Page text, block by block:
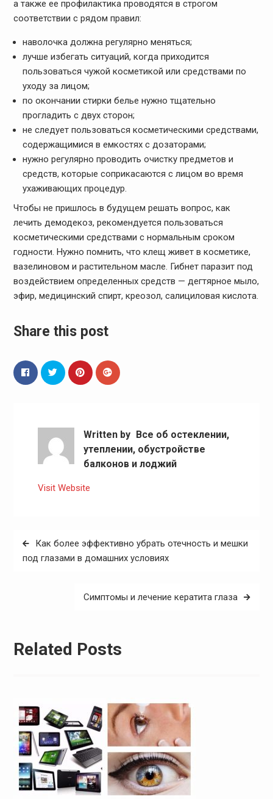
а также ее профилактика проводятся в строгом
соответствии с рядом правил:
наволочка должна регулярно меняться;
лучше избегать ситуаций, когда приходится
пользоваться чужой косметикой или средствами по
уходу за лицом;
по окончании стирки белье нужно тщательно
прогладить с двух сторон;
не следует пользоваться косметическими средствами,
содержащимися в емкостях с дозаторами;
нужно регулярно проводить очистку предметов и
средств, которые соприкасаются с лицом во время
ухаживающих процедур.
Чтобы не пришлось в будущем решать вопрос, как
лечить демодекоз, рекомендуется пользоваться
косметическими средствами с нормальным сроком
годности. Нужно помнить, что клещ живет в косметике,
вазелиновом и растительном масле. Гибнет паразит под
воздействием определенных средств — дегтярное мыло,
эфир, медицинский спирт, креозол, салициловая кислота.
Share this post
Written by Все об остеклении,
утеплении, обустройстве
балконов и лоджий
Visit Website
Навигация
по
Как более эффективно убрать отечность и мешки
под глазами в домашних условиях
Симптомы и лечение кератита глаза
Related Posts